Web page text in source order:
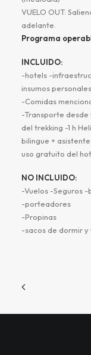
VUELO OUT:
adelante.
Programa
INCLUIDO:
-hotels -
insumos
-Comidas
-Transporte desde
del trekking -1 h
bilingue +
uso gratuito del
NO INCLUIDO:
-Vuelos -Seguros
-porteadores
-Propinas
-sacos de dormir